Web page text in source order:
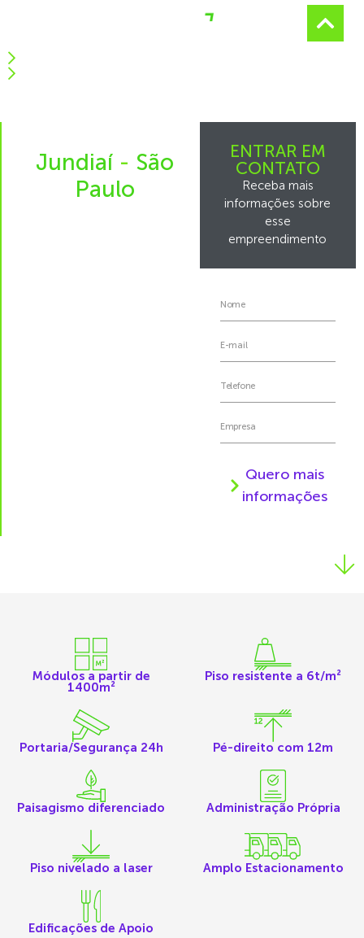
Jundiaí- São
Paulo
ENTRAR EM
CONTATO
Receba mais
informações sobre
esse
empreendimento
Quero mais
informações
Módulos a partir de
1400m²
Piso resistente a 6t/m²
Portaria/Segurança 24h Pé-direito com 12m
Paisagismo diferenciado Administração Própria
Piso nivelado a laser Amplo Estacionamento
Edificações de Apoio